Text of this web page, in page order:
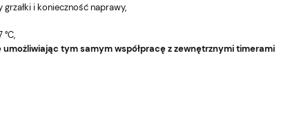
i konieczność naprawy,
tym samym współpracę z zewnętrznymi timerami